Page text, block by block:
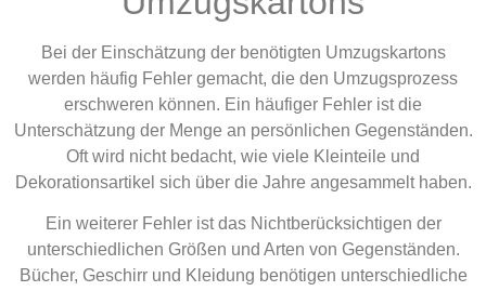
Bei der Einschätzung der benötigten Umzugskartons
werden häufig Fehler gemacht, die den Umzugsprozess
erschweren können. Ein häufiger Fehler ist die
Unterschätzung der Menge an persönlichen Gegenständen.
Oft wird nicht bedacht, wie viele Kleinteile und
Dekorationsartikel sich über die Jahre angesammelt haben.
Ein weiterer Fehler ist das Nichtberücksichtigen der
unterschiedlichen Größen und Arten von Gegenständen.
Bücher, Geschirr und Kleidung benötigen unterschiedliche